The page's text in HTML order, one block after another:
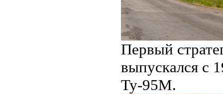
Первый
выпускался с
Ту-95М.